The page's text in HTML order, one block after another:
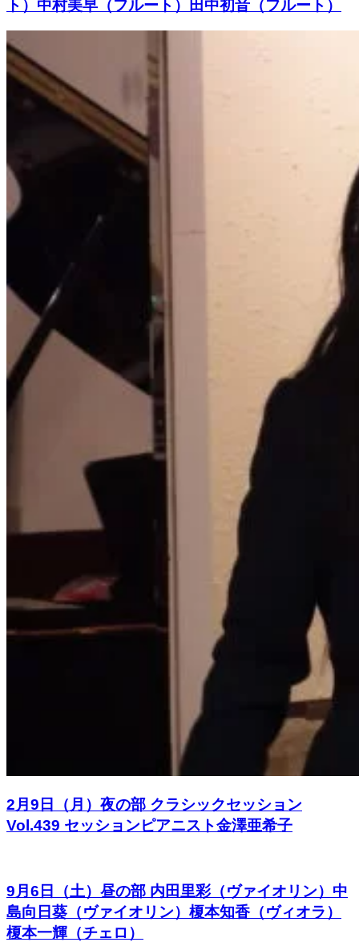
ト）中村美早（フルート）田中初音（フルート）
2月9日（月）夜の部 クラシックセッション
Vol.439 セッションピアニスト金澤亜希子
9月6日（土）昼の部 内田里彩（ヴァイオリン）中
島向日葵（ヴァイオリン）榎本知香（ヴィオラ）
榎本一輝（チェロ）